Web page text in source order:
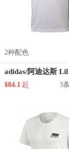
2种配色
¥84.1 起 3